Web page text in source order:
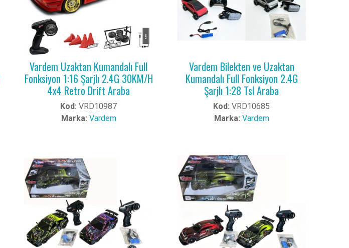
Vardem Uzaktan Kumandalı Full
Fonksiyon 1:16 Şarjlı 2.4G 30KM/H
4x4 Retro Drift Araba
Kod: VRD10987
Marka: Vardem
Vardem Bilekten ve Uzaktan
Kumandalı Full Fonksiyon 2.4G
Şarjlı 1:28 Tsl Araba
Kod: VRD10685
Marka: Vardem